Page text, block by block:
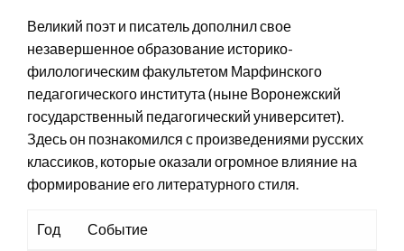
Великий поэт и писатель дополнил свое
незавершенное образование историко-
филологическим факультетом Марфинского
педагогического института (ныне Воронежский
государственный педагогический университет).
Здесь он познакомился с произведениями русских
классиков, которые оказали огромное влияние на
формирование его литературного стиля.
Год Событие